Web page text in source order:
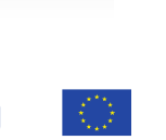
Minden